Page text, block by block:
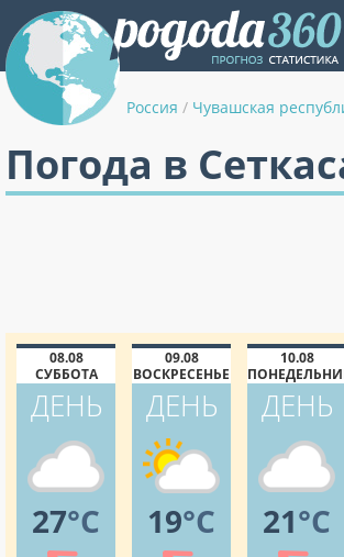
Россия / Чувашская
Погода в
08.08
СУББОТА
ДЕНЬ
27°C
09.08
ВОСКРЕСЕНЬЕ
ДЕНЬ
19°C
10.08
ДЕНЬ
21°C